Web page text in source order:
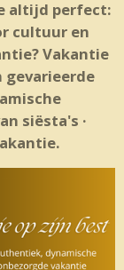
altijd perfect:
cultuur en
Vakantie
gevarieerde
siësta's ·